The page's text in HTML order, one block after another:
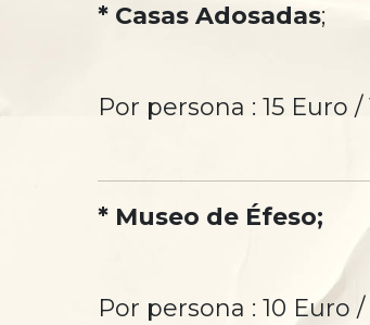
* Casas Adosadas;
Por persona : 15 Euro /
* Museo de Éfeso;
Por persona : 10 Euro /